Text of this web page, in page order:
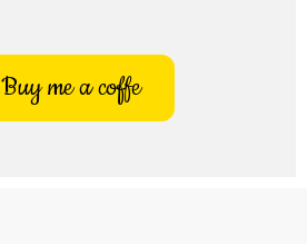
Buy me a coffe